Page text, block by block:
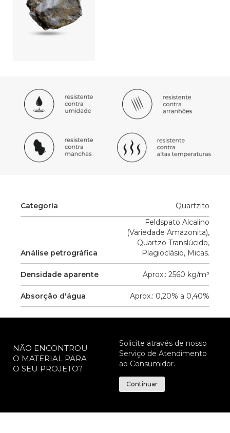
Categoria Quartzito
Análise petrográfica
Feldspato Alcalino
(Variedade Amazonita),
Quartzo Translúcido,
Plagioclásio, Micas.
Densidade aparente Aprox.: 2560 kg/m³
Absorção d'água Aprox.: 0,20% a 0,40%
NÃO ENCONTROU
O MATERIAL PARA
O SEU PROJETO?
Solicite através de nosso
Serviço de Atendimento
ao Consumidor.
Continuar